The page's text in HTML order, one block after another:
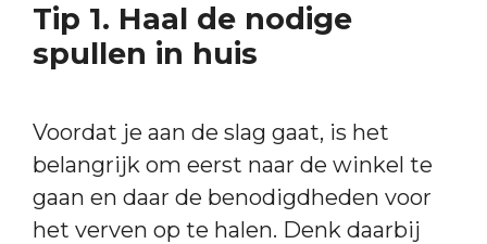
Tip 1. Haal de nodige
spullen in huis
Voordat je aan de slag gaat, is het
belangrijk om eerst naar de winkel te
gaan en daar de benodigdheden voor
het verven op te halen. Denk daarbij